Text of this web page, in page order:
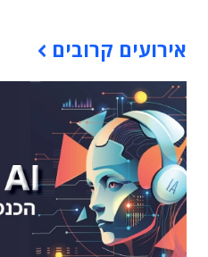
אירועים קרובים